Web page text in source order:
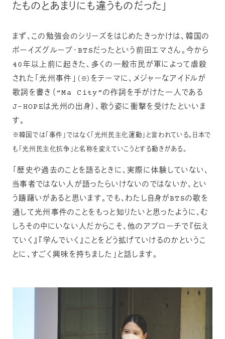
たものとあまりにも違うものだった」
まず、この勉強会のシリーズをはじめたきっかけは、韓国の
ボーイズグループ・BTSだったという前田エマさん。今から
40年以上前に起きた、多くの一般市民が軍によって虐殺
された「光州事件」 （※） をテーマに、メジャーなアイドルが
歌詞を書き（“Ma City”の作詞を手がけた一人である
J-HOPEは光州の出身）、歌う姿に衝撃を受けたといいま
す。
※韓国では「事件」ではなく「光州民主化運動」と言われている。日本で
も「光州民主化抗争」と名称を変えていこうとする動きがある。
「歴史や過去のことを語るときに、実際に体験していない、
当事者ではない人が語ったらいけないのではないか、とい
う躊躇いがあると思います。でも、わたし自身がBTSの歌を
通して光州事件のことをもっと知りたいと思ったように、む
しろその中にいない人だからこそ、他のアプローチで『伝え
ていく』『学んでいく』ことをどう拡げていけるのかというこ
とに、すごく興味を持ちました」と話します。